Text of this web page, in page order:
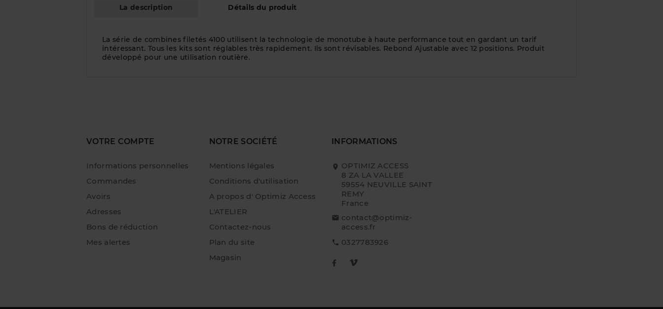
La description Détails du produit
La série de combines filetés 4100 utilisent la technologie de monotube à haute performance tout en gardant un tarif
intéressant. Tous les kits sont réglables très rapidement. Ils sont révisables. Rebond Ajustable avec 12 positions. Produit
développé pour une utilisation routière.
VOTRE COMPTE
Informations personnelles
Commandes
Avoirs
Adresses
Bons de réduction
Mes alertes
NOTRE SOCIÉTÉ
Mentions légales
Conditions d'utilisation
A propos d' Optimiz Access
L'ATELIER
Contactez-nous
Plan du site
Magasin
INFORMATIONS
OPTIMIZ ACCESS
8 ZA LA VALLEE
59554 NEUVILLE SAINT
REMY
France
contact@optimiz-
access.fr
0327783926